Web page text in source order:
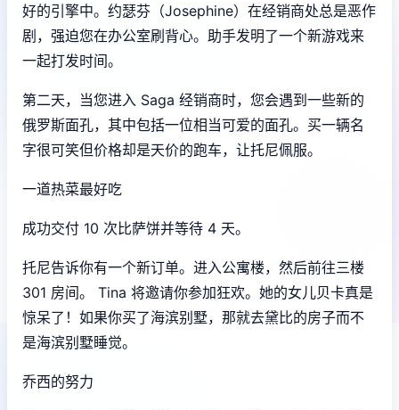
好的引擎中。约瑟芬（Josephine）在经销商处总是恶作
剧，强迫您在办公室刷背心。助手发明了一个新游戏来
一起打发时间。
第二天，当您进入 Saga 经销商时，您会遇到一些新的
俄罗斯面孔，其中包括一位相当可爱的面孔。买一辆名
字很可笑但价格却是天价的跑车，让托尼佩服。
一道热菜最好吃
成功交付 10 次比萨饼并等待 4 天。
托尼告诉你有一个新订单。进入公寓楼，然后前往三楼
301 房间。 Tina 将邀请你参加狂欢。她的女儿贝卡真是
惊呆了！如果你买了海滨别墅，那就去黛比的房子而不
是海滨别墅睡觉。
乔西的努力